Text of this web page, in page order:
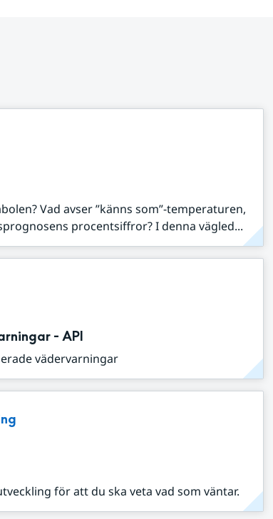
Vad avser ”känns som”-temperaturen,
procentsiffror? I denna vägled...
- API
vädervarningar
för att du ska veta vad som väntar.